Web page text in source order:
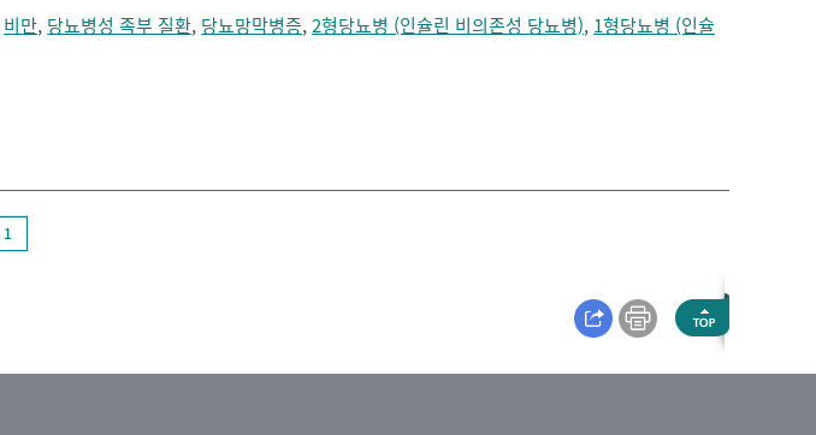
비만, 당뇨병성 족부 질환, 당뇨망막병증,2형당뇨병 (인슐린 비의존성 당뇨병), 1형당뇨병 (인슐
1